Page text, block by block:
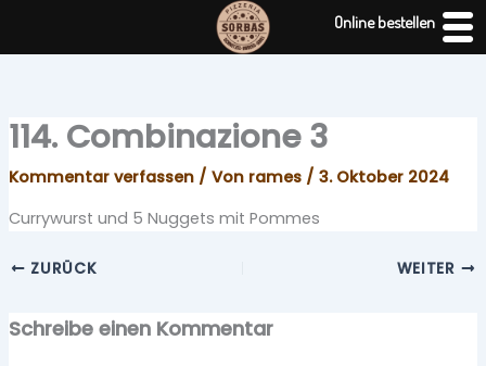
114. Combinazione 3
Kommentar verfassen / Von rames / 3. Oktober 2024
Currywurst und 5 Nuggets mit Pommes
ZURÜCK WEITER
Schreibe einen Kommentar
Online bestellen